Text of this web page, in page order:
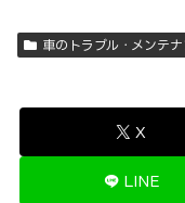
車のトラブル・メンテナ
X
LINE